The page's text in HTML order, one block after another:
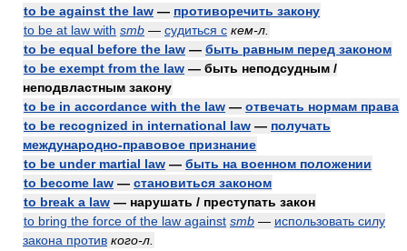
to be against the law — противоречить закону
to be at law with smb — судиться с кем-л.
to be equal before the law — быть равным перед законом
to be exempt from the law — быть неподсудным /
неподвластным закону
to be in accordance with the law — отвечать нормам права
to be recognized in international law — получать
международно-правовое признание
to be under martial law — быть на военном положении
to become law — становиться законом
to break a law — нарушать / преступать закон
to bring the force of the law against smb — использовать силу
закона против кого-л.